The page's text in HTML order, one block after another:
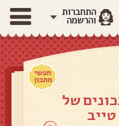
התחברות
והרשמה
חפשי
מתכון
של